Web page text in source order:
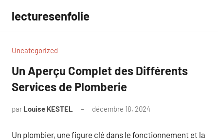
contenu
lecturesenfolie
Uncategorized
Un Aperçu Complet des Différents
Services de Plomberie
par Louise KESTEL décembre 18, 2024
Un plombier, une figure clé dans le fonctionnement et la